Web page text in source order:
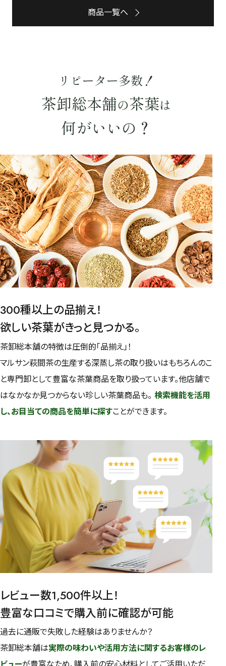
〜
容量を選択
100g
検索
商品一覧へ
リピーター多数！
茶卸総本舗の茶葉は
何がいいの？
300種以上の品揃え！
欲しい茶葉がきっと見つかる。
茶卸総本舗の特徴は圧倒的「品揃え」！
マルサン萩間茶の生産する深蒸し茶の取り扱いはもちろんのこ
と専門卸として豊富な茶葉商品を取り扱っています。他店舗で
はなかなか見つからない珍しい茶葉商品も。 検索機能を活用
し、お目当ての商品を簡単に探すことができます。
レビュー数1,500件以上！
豊富な口コミで購入前に確認が可能
過去に通販で失敗した経験はありませんか？
茶卸総本舗は実際の味わいや活用方法に関するお客様のレ